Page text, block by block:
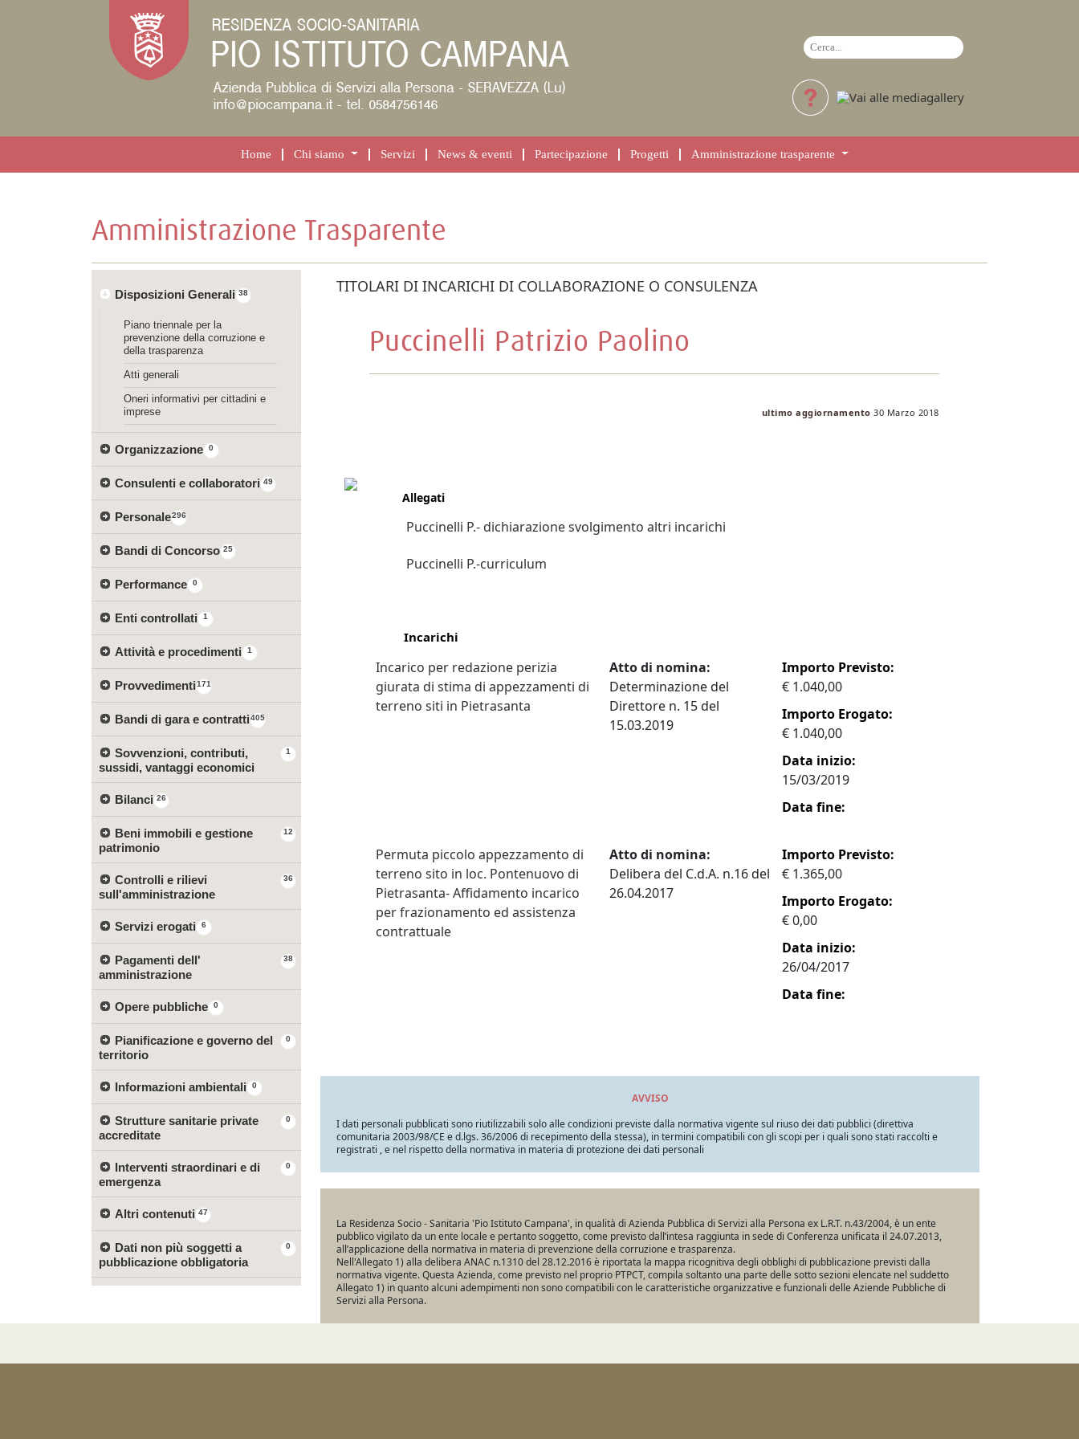
Home Chi siamo Servizi News & eventi Partecipazione Progetti Amministrazione trasparente
Amministrazione Trasparente
38
Disposizioni Generali
Piano triennale per la
prevenzione della corruzione e
della trasparenza
Atti generali
Oneri informativi per cittadini e
imprese
0
Organizzazione
49
Consulenti e collaboratori
296
Personale
25
Bandi di Concorso
0
Performance
1
Enti controllati
1
Attività e procedimenti
171
Provvedimenti
405
Bandi di gara e contratti
1
Sovvenzioni, contributi,
sussidi, vantaggi economici
26
Bilanci
12
Beni immobili e gestione
patrimonio
36
Controlli e rilievi
sull'amministrazione
6
Servizi erogati
38
Pagamenti dell'
amministrazione
0
Opere pubbliche
0
Pianificazione e governo del
territorio
0
Informazioni ambientali
0
Strutture sanitarie private
accreditate
0
Interventi straordinari e di
emergenza
47
Altri contenuti
0
Dati non più soggetti a
pubblicazione obbligatoria
TITOLARI DI INCARICHI DI COLLABORAZIONE O CONSULENZA
Puccinelli Patrizio Paolino
ultimo aggiornamento 30 Marzo 2018
Allegati
Puccinelli P.- dichiarazione svolgimento altri incarichi
Puccinelli P.-curriculum
Incarichi
Incarico per redazione perizia
giurata di stima di appezzamenti di
terreno siti in Pietrasanta
Atto di nomina:
Determinazione del
Direttore n. 15 del
15.03.2019
Importo Previsto:
€ 1.040,00
Importo Erogato:
€ 1.040,00
Data inizio:
15/03/2019
Data fine:
Permuta piccolo appezzamento di
terreno sito in loc. Pontenuovo di
Pietrasanta- Affidamento incarico
per frazionamento ed assistenza
contrattuale
Atto di nomina:
Delibera del C.d.A. n.16 del
26.04.2017
Importo Previsto:
€ 1.365,00
Importo Erogato:
€ 0,00
Data inizio:
26/04/2017
Data fine:
AVVISO
I dati personali pubblicati sono riutilizzabili solo alle condizioni previste dalla normativa vigente sul riuso dei dati pubblici (direttiva
comunitaria 2003/98/CE e d.lgs. 36/2006 di recepimento della stessa), in termini compatibili con gli scopi per i quali sono stati raccolti e
registrati , e nel rispetto della normativa in materia di protezione dei dati personali
La Residenza Socio - Sanitaria 'Pio Istituto Campana', in qualità di Azienda Pubblica di Servizi alla Persona ex L.R.T. n.43/2004, è un ente
pubblico vigilato da un ente locale e pertanto soggetto, come previsto dall’intesa raggiunta in sede di Conferenza unificata il 24.07.2013,
all’applicazione della normativa in materia di prevenzione della corruzione e trasparenza.
Nell'Allegato 1) alla delibera ANAC n.1310 del 28.12.2016 è riportata la mappa ricognitiva degli obblighi di pubblicazione previsti dalla
normativa vigente. Questa Azienda, come previsto nel proprio PTPCT, compila soltanto una parte delle sotto sezioni elencate nel suddetto
Allegato 1) in quanto alcuni adempimenti non sono compatibili con le caratteristiche organizzative e funzionali delle Aziende Pubbliche di
Servizi alla Persona.